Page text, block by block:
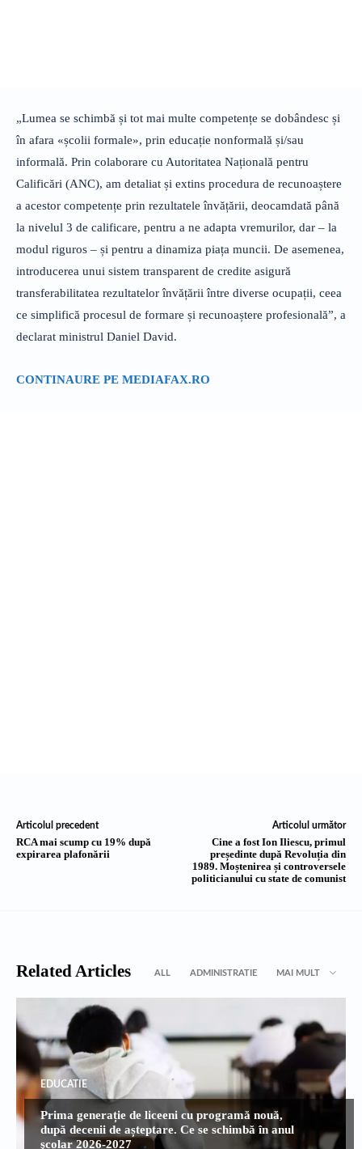
„Lumea se schimbă și tot mai multe competențe se dobândesc și
în afara «școlii formale», prin educație nonformală și/sau
informală. Prin colaborare cu Autoritatea Națională pentru
Calificări (ANC), am detaliat și extins procedura de recunoaștere
a acestor competențe prin rezultatele învățării, deocamdată până
la nivelul 3 de calificare, pentru a ne adapta vremurilor, dar – la
modul riguros – și pentru a dinamiza piața muncii. De asemenea,
introducerea unui sistem transparent de credite asigură
transferabilitatea rezultatelor învățării între diverse ocupații, ceea
ce simplifică procesul de formare și recunoaștere profesională”, a
declarat ministrul Daniel David.
CONTINAURE PE MEDIAFAX.RO
Articolul precedent
RCA mai scump cu 19% după
expirarea plafonării
Articolul următor
Cine a fost Ion Iliescu, primul
președinte după Revoluția din
1989. Moștenirea și controversele
politicianului cu state de comunist
Related Articles ALL ADMINISTRATIE MAI MULT
EDUCATIE
Prima generație de liceeni cu programă nouă,
după decenii de așteptare. Ce se schimbă în anul
şcolar 2026-2027